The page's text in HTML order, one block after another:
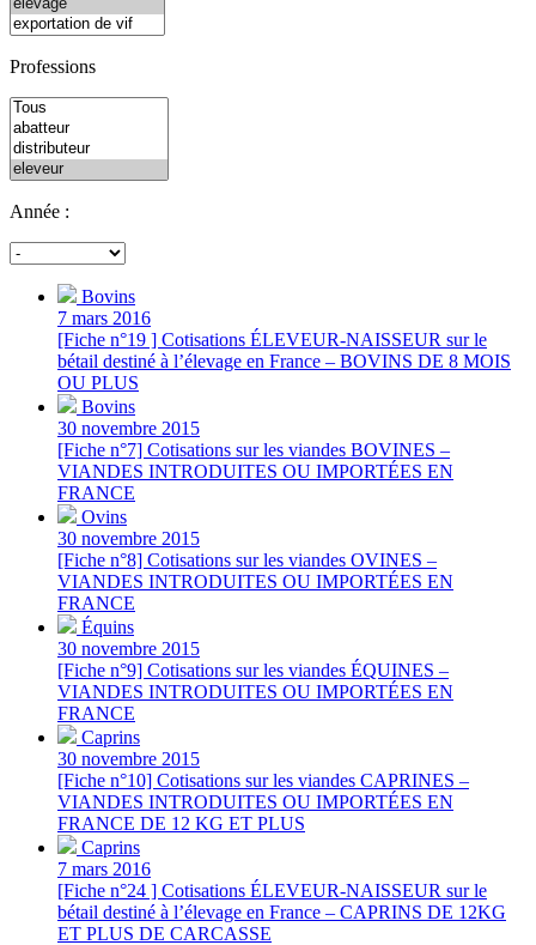
Professions
Année :
Bovins
7 mars 2016
[Fiche n°19 ] Cotisations ÉLEVEUR-NAISSEUR sur le
bétail destiné à l’élevage en France – BOVINS DE 8 MOIS
OU PLUS
Bovins
30 novembre 2015
[Fiche n°7] Cotisations sur les viandes BOVINES –
VIANDES INTRODUITES OU IMPORTÉES EN
FRANCE
Ovins
30 novembre 2015
[Fiche n°8] Cotisations sur les viandes OVINES –
VIANDES INTRODUITES OU IMPORTÉES EN
FRANCE
Équins
30 novembre 2015
[Fiche n°9] Cotisations sur les viandes ÉQUINES –
VIANDES INTRODUITES OU IMPORTÉES EN
FRANCE
Caprins
30 novembre 2015
[Fiche n°10] Cotisations sur les viandes CAPRINES –
VIANDES INTRODUITES OU IMPORTÉES EN
FRANCE DE 12 KG ET PLUS
Caprins
7 mars 2016
[Fiche n°24 ] Cotisations ÉLEVEUR-NAISSEUR sur le
bétail destiné à l’élevage en France – CAPRINS DE 12KG
ET PLUS DE CARCASSE